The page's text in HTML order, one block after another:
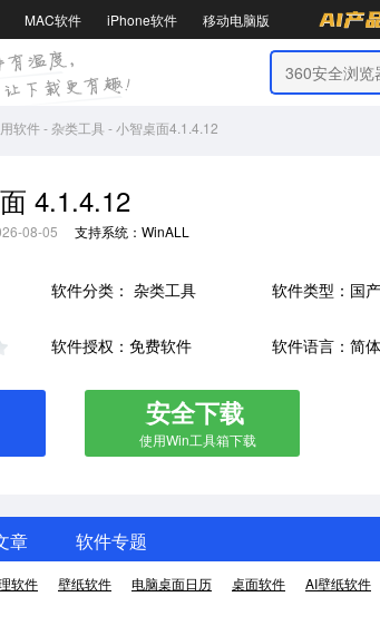
MAC软件 iPhone软件 移动电脑版
软件- 杂类工具 -小智桌面4.1.4.12
4.1.4.12
08-05 支持系统：WinALL
软件分类： 杂类工具 软件类型：国
软件授权：免费软件 软件语言：简体
安全下载
使用Win工具箱下载
章 软件专题
软件 壁纸软件 电脑桌面日历 桌面软件 AI壁纸软件